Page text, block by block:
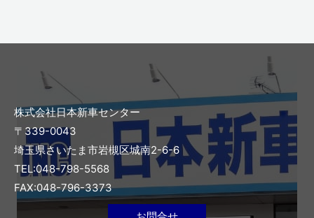
株式会社日本新車センター
〒339-0043
埼玉県さいたま市岩槻区城南2-6-6
TEL:048-798-5568
FAX:048-796-3373